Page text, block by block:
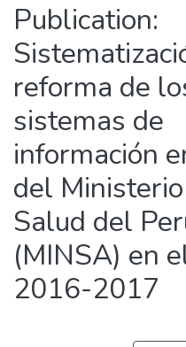
People
Statistics
Publication:
reforma de
sistemas de
información
del
Salud del
(MINSA) en
2016-2017